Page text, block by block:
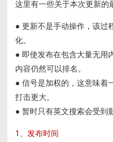
这里有一些关于本次更新的
● 更新不是手动操作，该过
化。
● 即使发布在包含大量无用
内容仍然可以排名。
● 信号是加权的，这意味着
打击更大。
● 暂时只有英文搜索会受到
1、发布时间